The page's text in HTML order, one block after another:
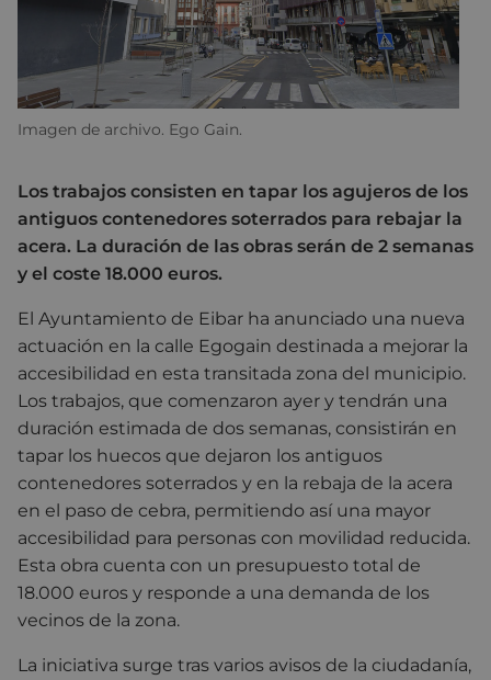
Imagen de archivo. Ego Gain.
Los trabajos consisten en tapar los agujeros de los
antiguos contenedores soterrados para rebajar la
acera. La duración de las obras serán de 2 semanas
y el coste 18.000 euros.
El Ayuntamiento de Eibar ha anunciado una nueva
actuación en la calle Egogain destinada a mejorar la
accesibilidad en esta transitada zona del municipio.
Los trabajos, que comenzaron ayer y tendrán una
duración estimada de dos semanas, consistirán en
tapar los huecos que dejaron los antiguos
contenedores soterrados y en la rebaja de la acera
en el paso de cebra, permitiendo así una mayor
accesibilidad para personas con movilidad reducida.
Esta obra cuenta con un presupuesto total de
18.000 euros y responde a una demanda de los
vecinos de la zona.
La iniciativa surge tras varios avisos de la ciudadanía,